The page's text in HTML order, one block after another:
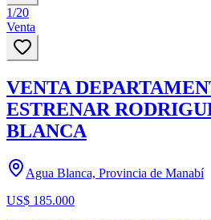
1/20
Venta
VENTA
ESTRENAR
BLANCA
Agua Blanca, Provincia de Manabí
US$ 185.000